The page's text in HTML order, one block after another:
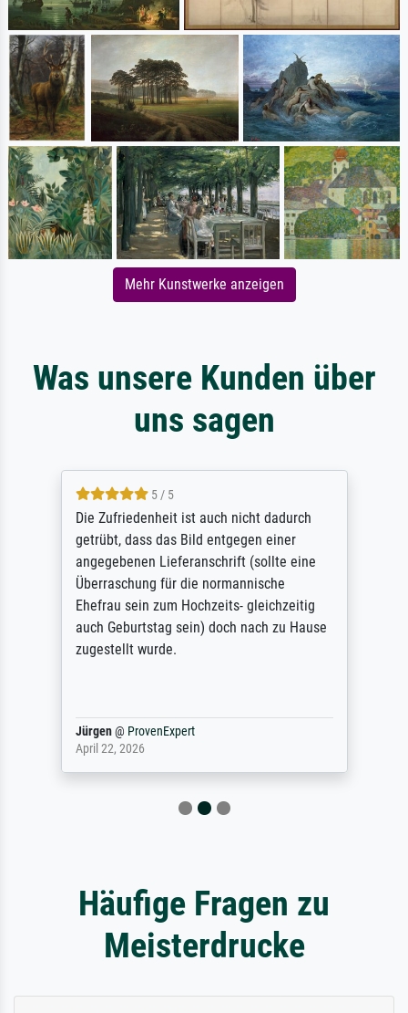
Mehr Kunstwerke anzeigen
Was unsere Kunden über
uns sagen
5 / 5
Die Zufriedenheit ist auch nicht dadurch
getrübt, dass das Bild entgegen einer
angegebenen Lieferanschrift (sollte eine
Überraschung für die normannische
Ehefrau sein zum Hochzeits- gleichzeitig
auch Geburtstag sein) doch nach zu Hause
zugestellt wurde.
Jürgen@ ProvenExpert
April 22, 2026
Häufige Fragen zu
Meisterdrucke